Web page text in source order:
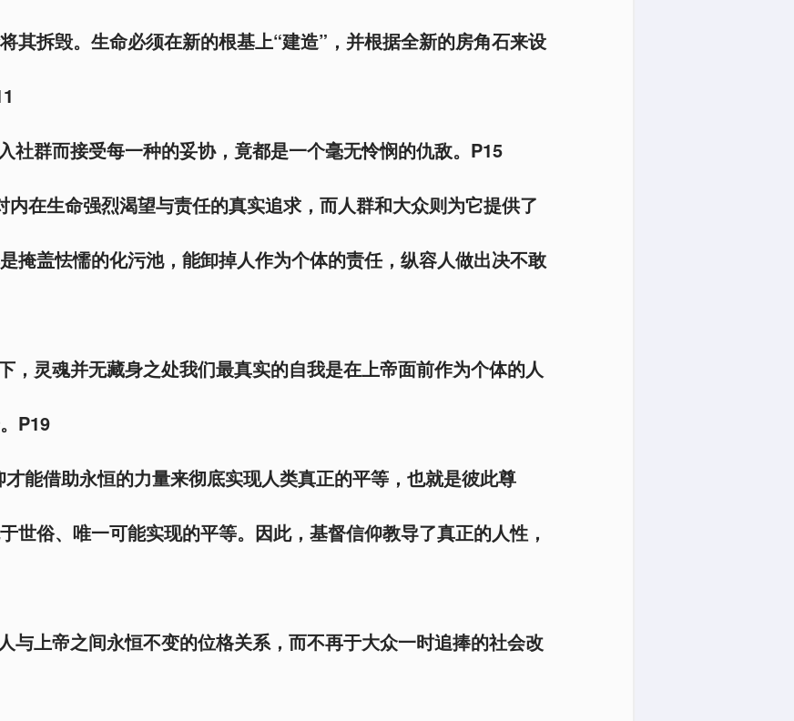
其拆毁。生命必须在新的根基上“建造”，并根据全新的房角石来设
社群而接受每一种的妥协，竟都是一个毫无怜悯的仇敌。P15
内在生命强烈渴望与责任的真实追求，而人群和大众则为它提供了
掩盖怯懦的化污池，能卸掉人作为个体的责任，纵容人做出决不敢
，灵魂并无藏身之处我们最真实的自我是在上帝面前作为个体的人
P19
能借助永恒的力量来彻底实现人类真正的平等，也就是彼此尊
世俗、唯一可能实现的平等。因此，基督信仰教导了真正的人性，
与上帝之间永恒不变的位格关系，而不再于大众一时追捧的社会改